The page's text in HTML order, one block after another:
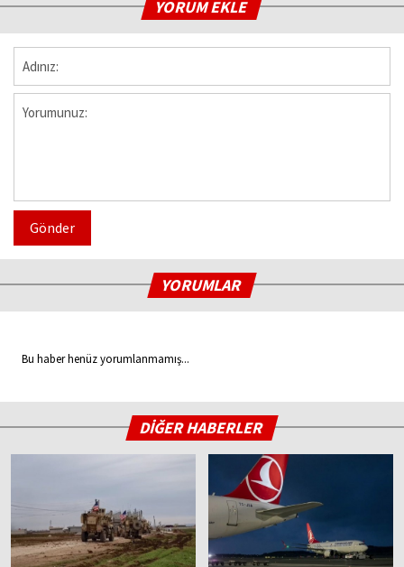
YORUM EKLE
Gönder
YORUMLAR
Bu haber henüz yorumlanmamış...
DİĞER HABERLER